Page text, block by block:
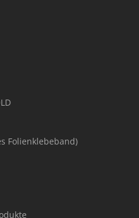
Folienklebeband)